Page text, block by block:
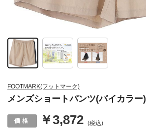
FOOTMARK(フットマーク)
メンズショートパンツ(バイカラー)
￥3,872 (税込)